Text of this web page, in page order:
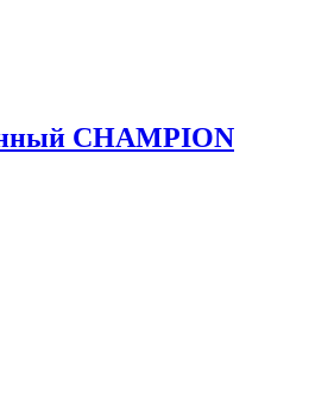
CHAMPION